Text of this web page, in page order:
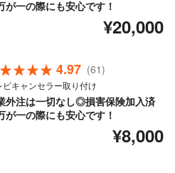
が一の際にも安心です！
¥20,000
4.97 (61)
ビキャンセラー取り付け
外注は一切なし◎損害保険加入済
が一の際にも安心です！
¥8,000